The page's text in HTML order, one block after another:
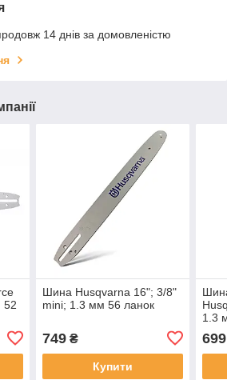
14 днів за домовленістю
52
Шина Husqvarna 16"; 3/8"
mini; 1.3 мм 56 ланок
749₴
Купити
1.3
699